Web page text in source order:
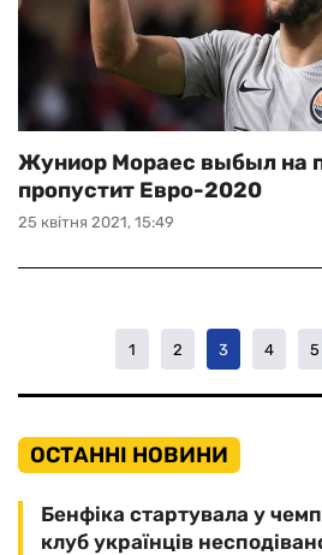
25 квітня 2021, 15:49
Жуниор Мораес выбыл на
пропустит Евро-2020
1 2 3 4 5
ОСТАННІ НОВИНИ
Бенфіка стартувала у
клуб українців